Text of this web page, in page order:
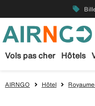
local_offer
Vols pas cher Hôtels
AIRNGO Hôtel